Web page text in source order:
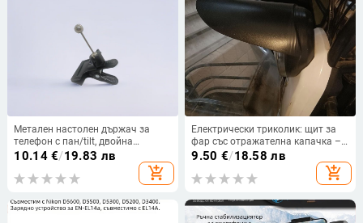
Метален настолен държач за
телефон с пан/tilt, двойна
шарнирна глава, дълга щанга
10.14€/19.83 лв
add_shopping_cart
Електрически триколик: щит за
фар със отражателна капачка –
антиотблясък
9.50 €/18.58 лв
add_shopping_cart